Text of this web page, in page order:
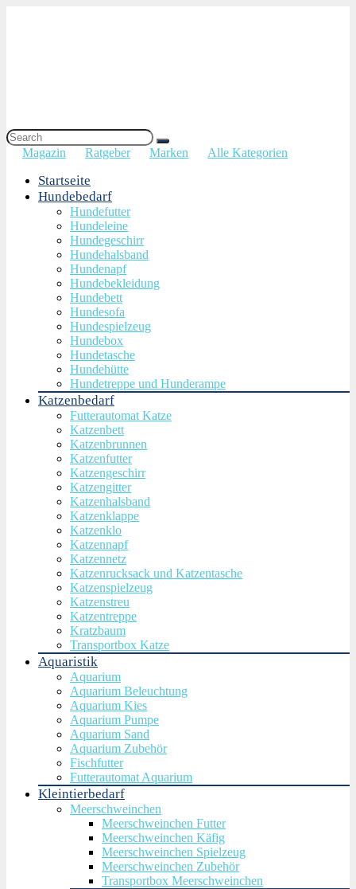
Magazin Ratgeber Marken Alle Kategorien
Startseite
Hundebedarf
Hundefutter
Hundeleine
Hundegeschirr
Hundehalsband
Hundenapf
Hundebekleidung
Hundebett
Hundesofa
Hundespielzeug
Hundebox
Hundetasche
Hundehütte
Hundetreppe und Hunderampe
Katzenbedarf
Futterautomat Katze
Katzenbett
Katzenbrunnen
Katzenfutter
Katzengeschirr
Katzengitter
Katzenhalsband
Katzenklappe
Katzenklo
Katzennapf
Katzennetz
Katzenrucksack und Katzentasche
Katzenspielzeug
Katzenstreu
Katzentreppe
Kratzbaum
Transportbox Katze
Aquaristik
Aquarium
Aquarium Beleuchtung
Aquarium Kies
Aquarium Pumpe
Aquarium Sand
Aquarium Zubehör
Fischfutter
Futterautomat Aquarium
Kleintierbedarf
Meerschweinchen
Meerschweinchen Futter
Meerschweinchen Käfig
Meerschweinchen Spielzeug
Meerschweinchen Zubehör
Transportbox Meerschweinchen